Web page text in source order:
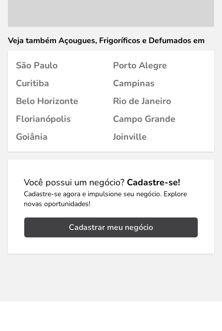
Veja também Açougues, Frigoríficos e Defumados em
São Paulo
Porto Alegre
Curitiba
Campinas
Belo Horizonte
Rio de Janeiro
Florianópolis
Campo Grande
Goiânia
Joinville
Você possui um negócio? Cadastre-se!
Cadastre-se agora e impulsione seu negócio. Explore
novas oportunidades!
Cadastrar meu negócio